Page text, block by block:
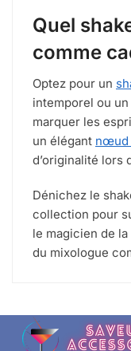
Quel
comme
Optez pour un
intemporel ou
marquer les
un élégant nœud
d’originalité lors
Dénichez le
collection pour
le magicien de
du mixologue